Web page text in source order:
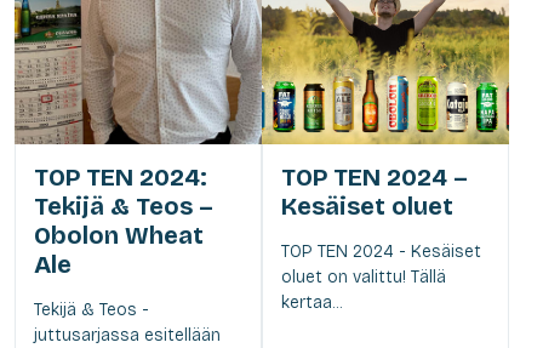
TOP TEN 2024:
Tekijä & Teos –
Obolon Wheat
Ale
Tekijä & Teos -
juttusarjassa esitellään
TOP TEN 2024 –
Kesäiset oluet
TOP TEN 2024 - Kesäiset
oluet on valittu! Tällä
kertaa...